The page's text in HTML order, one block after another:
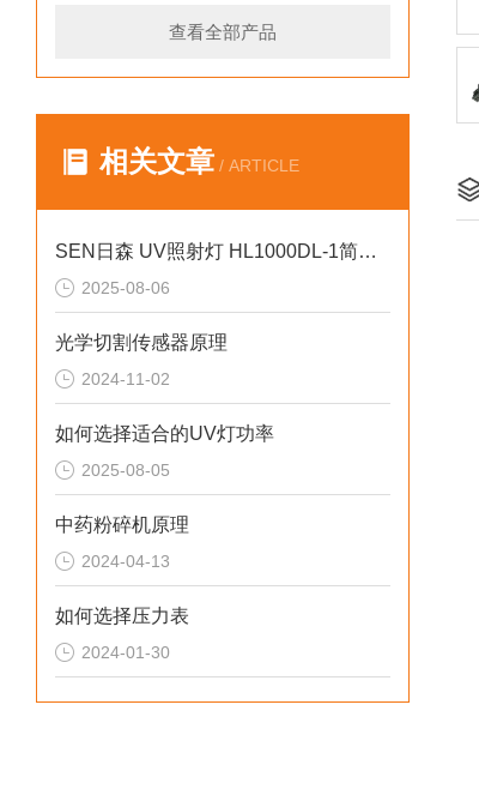
查看全部产品
相关文章 / ARTICLE
SEN日森 UV照射灯 HL1000DL-1简介 京都玉崎
2025-08-06
光学切割传感器原理
2024-11-02
如何选择适合的UV灯功率
2025-08-05
中药粉碎机原理
2024-04-13
如何选择压力表
2024-01-30